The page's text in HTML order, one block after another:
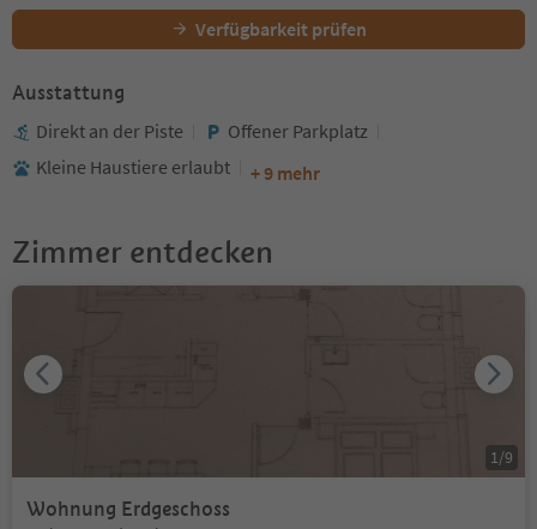
Verfügbarkeit prüfen
Ausstattung
Direkt an der Piste
Offener Parkplatz
Kleine Haustiere erlaubt
+ 9 mehr
Zimmer entdecken
Wohnung Erdgeschoss
1/9